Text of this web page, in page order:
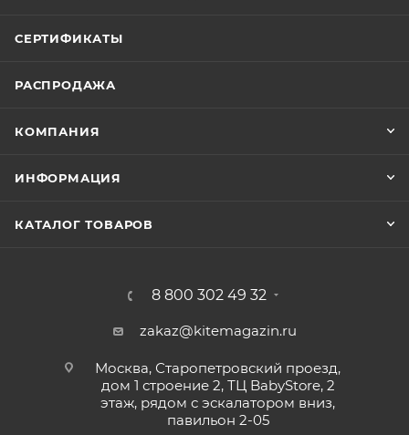
СЕРТИФИКАТЫ
РАСПРОДАЖА
КОМПАНИЯ
ИНФОРМАЦИЯ
КАТАЛОГ ТОВАРОВ
8 800 302 49 32
zakaz@kitemagazin.ru
Москва, Старопетровский проезд,
дом 1 строение 2, ТЦ BabyStore, 2
этаж, рядом с эскалатором вниз,
павильон 2-05